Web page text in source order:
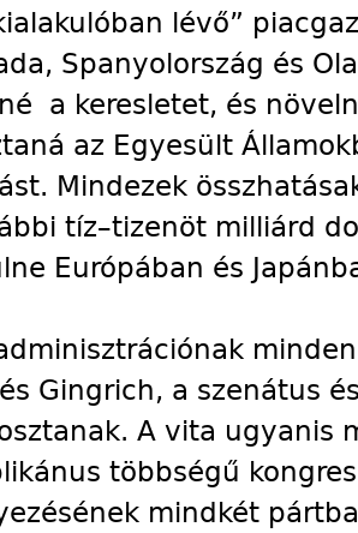
lévő”
Spanyolország és
a keresletet, és
az Egyesült
Mindezek
tíz–tizenöt milliárd
Európában és
Gingrich, a szenátus
A vita ugyanis
többségű
mindkét